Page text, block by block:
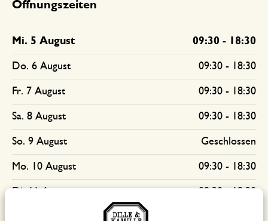
Öffnungszeiten
Mi. 5 August 09:30 - 18:30
Do. 6 August 09:30 - 18:30
Fr. 7 August 09:30 - 18:30
Sa. 8 August 09:30 - 18:30
So. 9 August Geschlossen
Mo. 10 August 09:30 - 18:30
Di. 11 August 09:30 - 18:30